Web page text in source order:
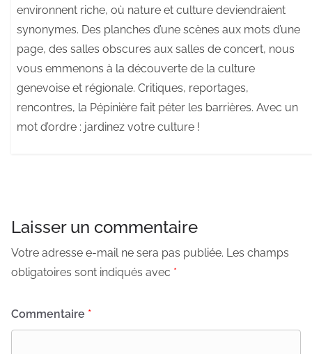
environnent riche, où nature et culture deviendraient
synonymes. Des planches d’une scènes aux mots d’une
page, des salles obscures aux salles de concert, nous
vous emmenons à la découverte de la culture
genevoise et régionale. Critiques, reportages,
rencontres, la Pépinière fait péter les barrières. Avec un
mot d’ordre : jardinez votre culture !
Laisser un commentaire
Votre adresse e-mail ne sera pas publiée. Les champs
obligatoires sont indiqués avec *
Commentaire *